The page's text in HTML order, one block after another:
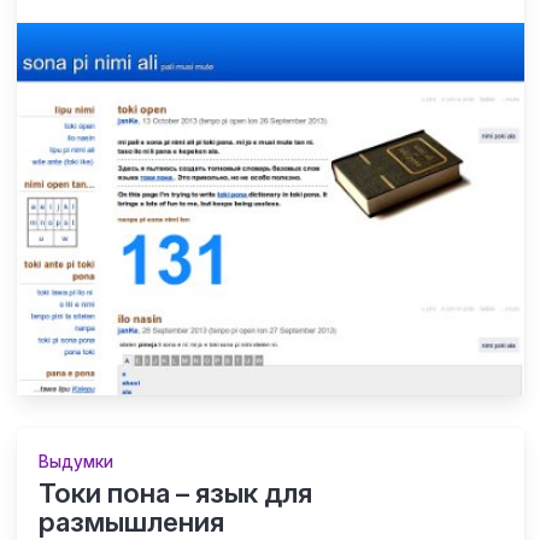
Выдумки
Токи пона – язык для
размышления